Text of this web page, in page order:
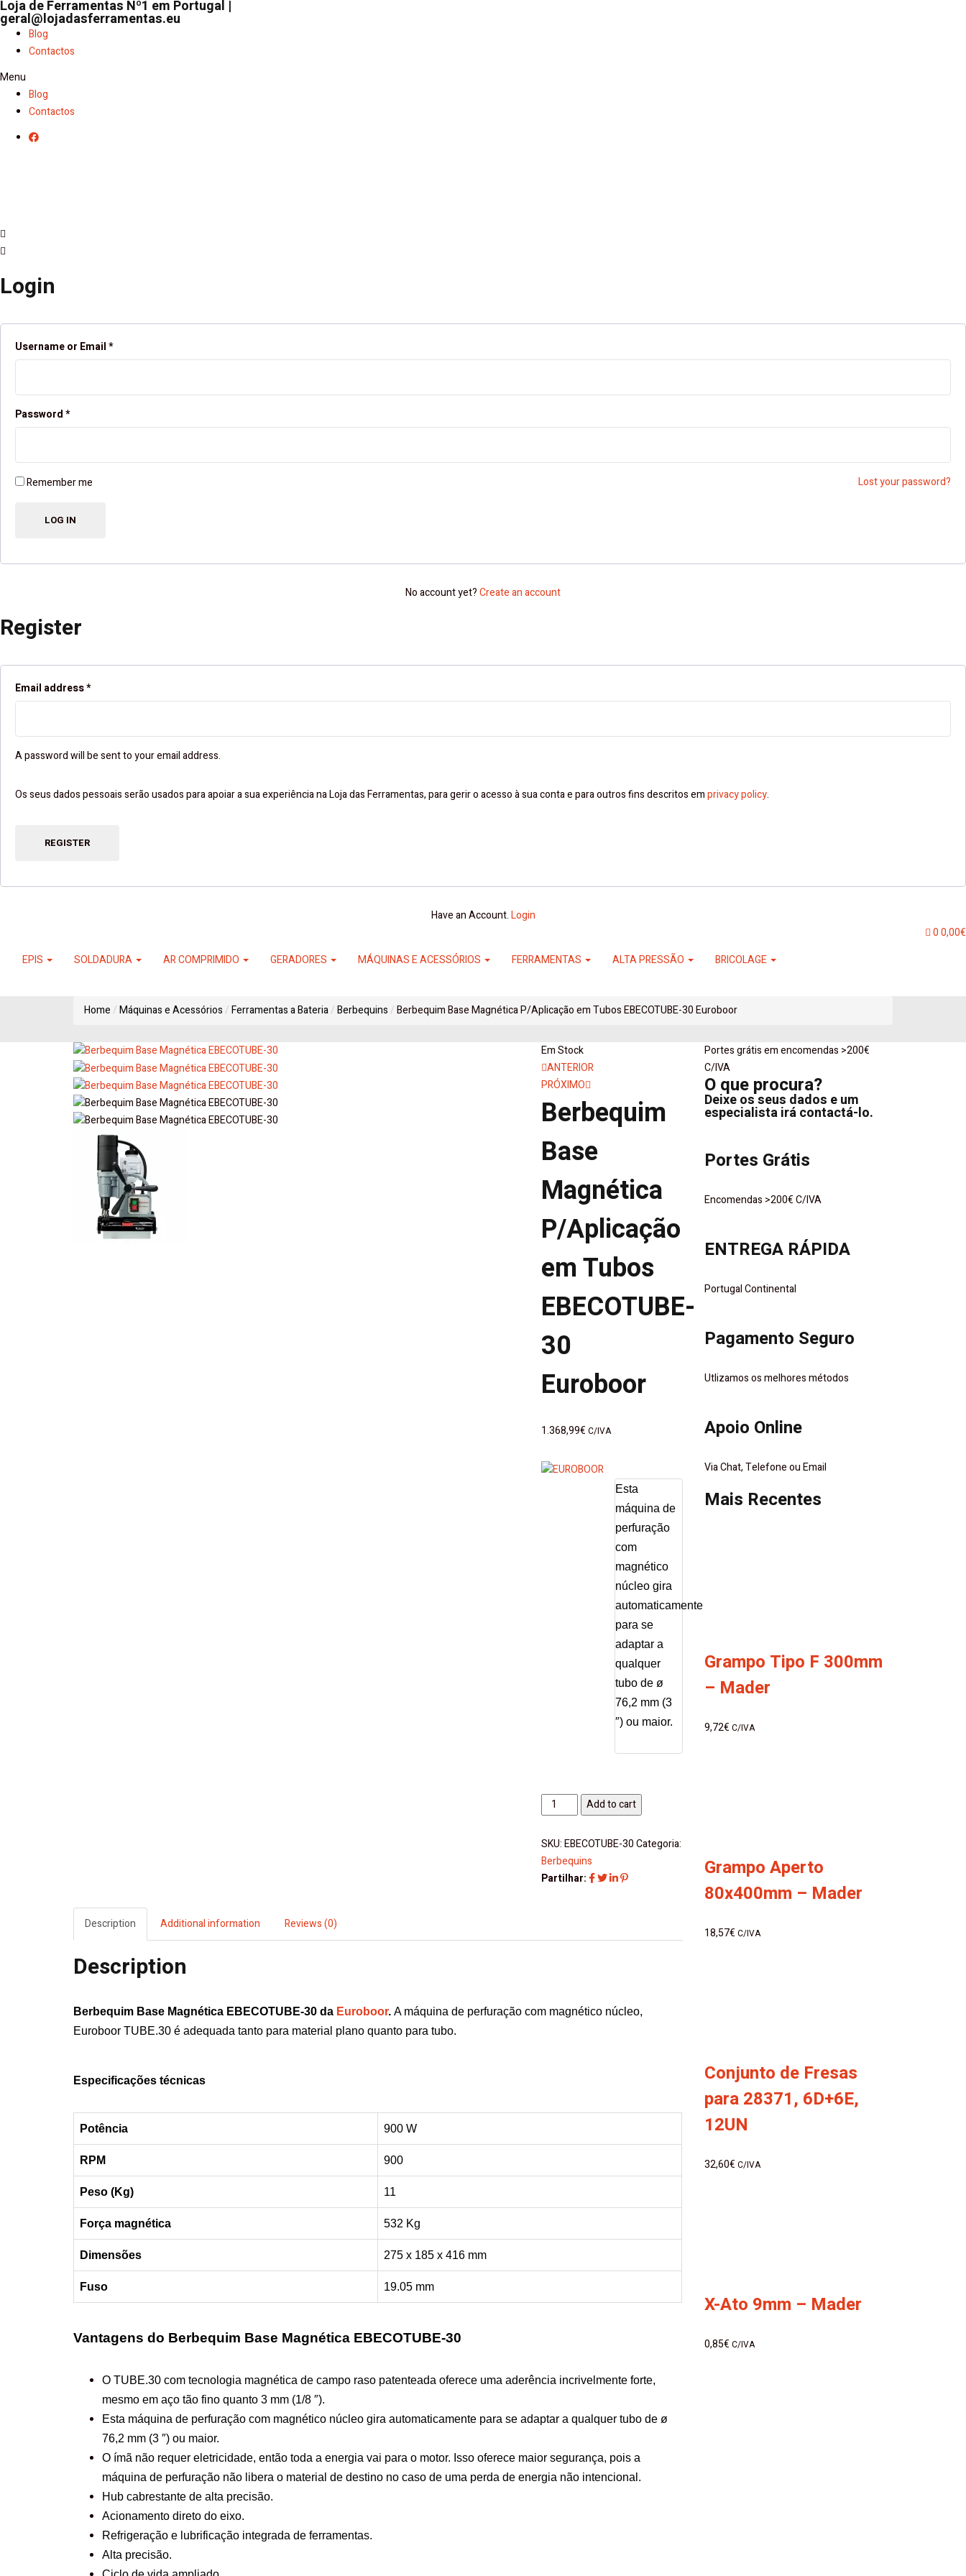
Loja de Ferramentas Nº1 em Portugal |
geral@lojadasferramentas.eu
Blog
Contactos
Menu
Blog
Contactos
Login
Username or Email*
Password*
Remember me Lost your password?
No account yet?Create an account
Register
Email address*
A password will be sent to your email address.
Os seus dados pessoais serão usados ​​para apoiar a sua experiência na Loja das Ferramentas, para gerir o acesso à sua conta e para outros fins descritos emprivacy policy.
REGISTER
Have an Account.Login
00,00€
EPIS
SOLDADURA AR COMPRIMIDO GERADORES MÁQUINAS E ACESSÓRIOS FERRAMENTAS ALTA PRESSÃO BRICOLAGE
Home Máquinas e Acessórios Ferramentas a Bateria Berbequins Berbequim Base Magnética P/Aplicação em Tubos EBECOTUBE-30 Euroboor
Em Stock
Navegação
de
artigos
ANTERIOR
PRÓXIMO
Berbequim
Base
Magnética
P/Aplicação
em Tubos
EBECOTUBE-
30
Euroboor
1.368,99€ C/IVA
Esta
máquina de
perfuração
com
magnético
núcleo gira
automaticamente
para se
adaptar a
qualquer
tubo de ø
76,2 mm (3
″) ou maior.
Berbequim
Base
Magnética
P/Aplicação
em
Euroboor
Add to cart
SKU:EBECOTUBE-30 Categoria:
Berbequins
Partilhar:
Description Additional information Reviews (0)
Description
Berbequim Base Magnética EBECOTUBE-30 da Euroboor. A máquina de perfuração com magnético núcleo,
Euroboor TUBE.30 é adequada tanto para material plano quanto para tubo.
Especificações técnicas
Potência 900 W
RPM 900
Peso (Kg) 11
Força magnética 532 Kg
Dimensões 275 x 185 x 416 mm
Fuso 19.05 mm
Vantagens do Berbequim Base Magnética EBECOTUBE-30
O TUBE.30 com tecnologia magnética de campo raso patenteada oferece uma aderência incrivelmente forte,
mesmo em aço tão fino quanto 3 mm (1/8 ″).
Esta máquina de perfuração com magnético núcleo gira automaticamente para se adaptar a qualquer tubo de ø
76,2 mm (3 ″) ou maior.
O ímã não requer eletricidade, então toda a energia vai para o motor. Isso oferece maior segurança, pois a
máquina de perfuração não libera o material de destino no caso de uma perda de energia não intencional.
Hub cabrestante de alta precisão.
Acionamento direto do eixo.
Refrigeração e lubrificação integrada de ferramentas.
Alta precisão.
Portes grátis em encomendas >200€
C/IVA
O que procura?
Deixe os seus dados e um
especialista irá contactá-lo.
Portes Grátis
Encomendas >200€ C/IVA
ENTREGA RÁPIDA
Portugal Continental
Pagamento Seguro
Utlizamos os melhores métodos
Apoio Online
Via Chat, Telefone ou Email
Mais Recentes
Grampo Tipo F 300mm
– Mader
9,72€ C/IVA
Grampo Aperto
80x400mm – Mader
18,57€ C/IVA
Conjunto de Fresas
para 28371, 6D+6E,
12UN
32,60€ C/IVA
X-Ato 9mm – Mader
0,85€ C/IVA